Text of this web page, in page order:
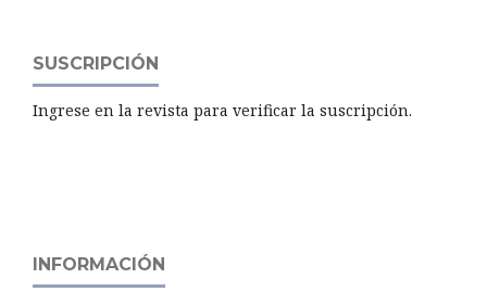
SUSCRIPCIÓN
Ingrese en la revista para verificar la suscripción.
INFORMACIÓN